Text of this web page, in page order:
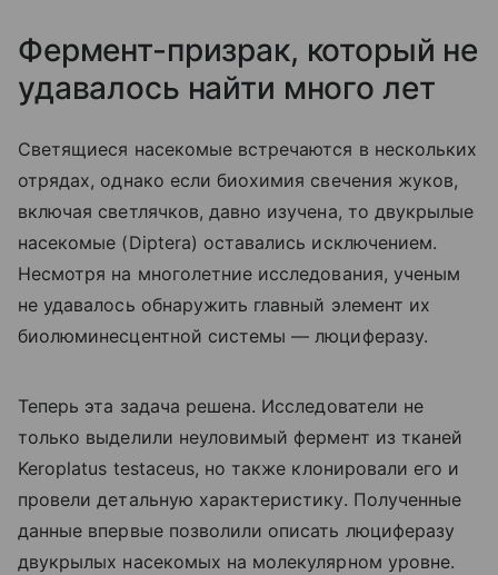
Фермент-призрак, который не
удавалось найти много лет
Светящиеся насекомые встречаются в нескольких
отрядах, однако если биохимия свечения жуков,
включая светлячков, давно изучена, то двукрылые
насекомые (Diptera) оставались исключением.
Несмотря на многолетние исследования, ученым
не удавалось обнаружить главный элемент их
биолюминесцентной системы — люциферазу.
Теперь эта задача решена. Исследователи не
только выделили неуловимый фермент из тканей
Keroplatus testaceus, но также клонировали его и
провели детальную характеристику. Полученные
данные впервые позволили описать люциферазу
двукрылых насекомых на молекулярном уровне.